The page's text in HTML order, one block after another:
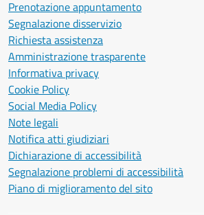
Prenotazione appuntamento
Segnalazione disservizio
Richiesta assistenza
Amministrazione trasparente
Informativa privacy
Cookie Policy
Social Media Policy
Note legali
Notifica atti giudiziari
Dichiarazione di accessibilità
Segnalazione problemi di accessibilità
Piano di miglioramento del sito